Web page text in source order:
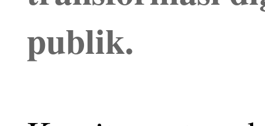
publik.